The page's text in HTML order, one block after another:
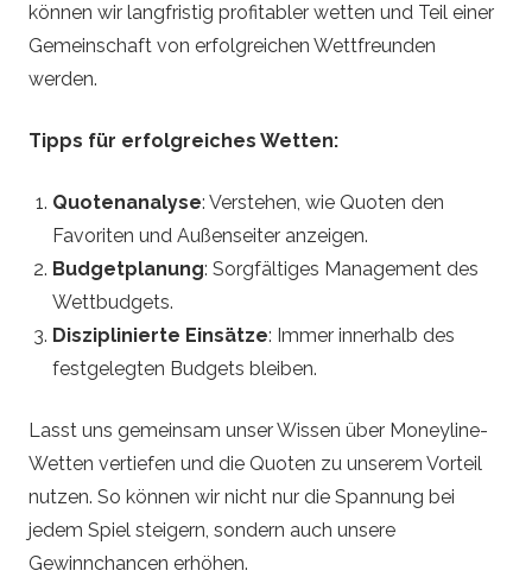
können wir langfristig profitabler wetten und Teil einer
Gemeinschaft von erfolgreichen Wettfreunden
werden.
Tipps für erfolgreiches Wetten:
Quotenanalyse: Verstehen, wie Quoten den
Favoriten und Außenseiter anzeigen.
Budgetplanung: Sorgfältiges Management des
Wettbudgets.
Disziplinierte Einsätze: Immer innerhalb des
festgelegten Budgets bleiben.
Lasst uns gemeinsam unser Wissen über Moneyline-
Wetten vertiefen und die Quoten zu unserem Vorteil
nutzen. So können wir nicht nur die Spannung bei
jedem Spiel steigern, sondern auch unsere
Gewinnchancen erhöhen.